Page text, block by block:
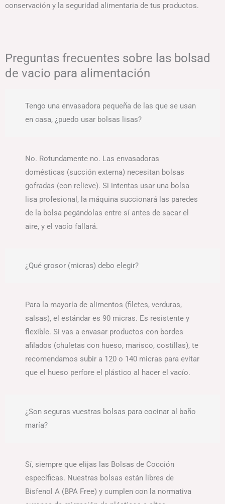
conservación y la seguridad alimentaria de tus productos.
Preguntas frecuentes sobre las bolsad
de vacio para alimentación
Tengo una envasadora pequeña de las que se usan
en casa, ¿puedo usar bolsas lisas?
No. Rotundamente no. Las envasadoras
domésticas (succión externa) necesitan bolsas
gofradas (con relieve). Si intentas usar una bolsa
lisa profesional, la máquina succionará las paredes
de la bolsa pegándolas entre sí antes de sacar el
aire, y el vacío fallará.
¿Qué grosor (micras) debo elegir?
Para la mayoría de alimentos (filetes, verduras,
salsas), el estándar es 90 micras. Es resistente y
flexible. Si vas a envasar productos con bordes
afilados (chuletas con hueso, marisco, costillas), te
recomendamos subir a 120 o 140 micras para evitar
que el hueso perfore el plástico al hacer el vacío.
¿Son seguras vuestras bolsas para cocinar al baño
maría?
Sí, siempre que elijas las Bolsas de Cocción
específicas. Nuestras bolsas están libres de
Bisfenol A (BPA Free) y cumplen con la normativa